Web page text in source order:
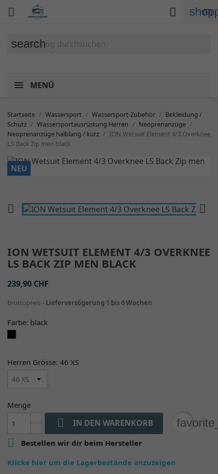
 (0)

search
MENÜ
Startseite Wassersport Wassersport-Zubehör
Bekleidung /
Schutz
Wassersportausrüstung Herren
Neoprenanzüge
Neoprenanzüge halblang / kurz
ION Wetsuit Element 4/3 Overknee
LS Back Zip men black
NEU
 
ION WETSUIT ELEMENT 4/3 OVERKNEE
LS BACK ZIP MEN BLACK
239,90 CHF
Bruttopreis Lieferverzögerung 1 bis 6 Wochen
Farbe: black
Herren Grösse: 46 XS
Menge
 IN DEN WARENKORB

Bestellen wir dir beim Hersteller
Klicke hier um die Lagerbestände anzuzeigen